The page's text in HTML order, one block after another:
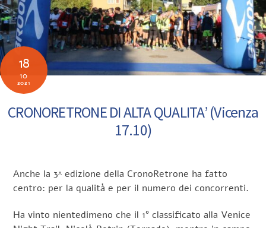
18
10
2021
CRONORETRONE DI ALTA QUALITA’ (Vicenza
17.10)
Anche la 3^ edizione della CronoRetrone ha fatto
centro: per la qualità e per il numero dei concorrenti.
Ha vinto nientedimeno che il 1° classificato alla Venice